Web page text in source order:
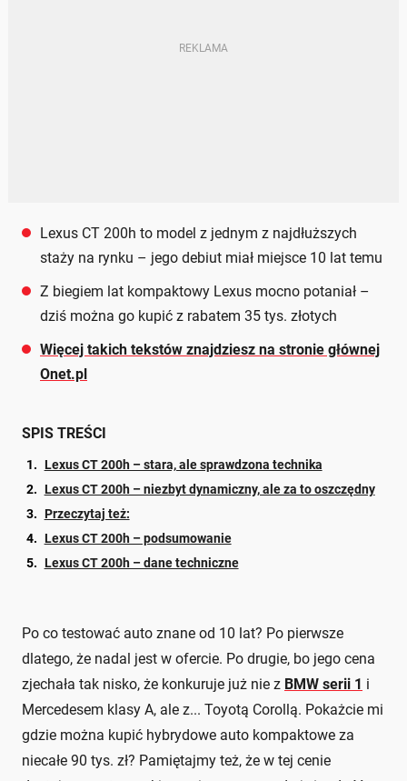
Lexus CT 200h to model z jednym z najdłuższych
staży na rynku – jego debiut miał miejsce 10 lat temu
Z biegiem lat kompaktowy Lexus mocno potaniał –
dziś można go kupić z rabatem 35 tys. złotych
Więcej takich tekstów znajdziesz na stronie głównej
Onet.pl
SPIS TREŚCI
Lexus CT 200h – stara, ale sprawdzona technika
Lexus CT 200h – niezbyt dynamiczny, ale za to oszczędny
Przeczytaj też:
Lexus CT 200h – podsumowanie
Lexus CT 200h – dane techniczne
Po co testować auto znane od 10 lat? Po pierwsze
dlatego, że nadal jest w ofercie. Po drugie, bo jego cena
zjechała tak nisko, że konkuruje już nie z BMW serii 1 i
Mercedesem klasy A, ale z... Toyotą Corollą. Pokażcie mi
gdzie można kupić hybrydowe auto kompaktowe za
niecałe 90 tys. zł? Pamiętajmy też, że w tej cenie